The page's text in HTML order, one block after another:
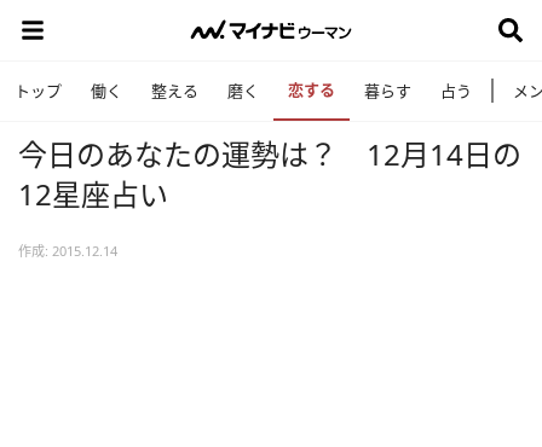
トップ 働く 整える 磨く 恋する 暮らす 占う メ
今日のあなたの運勢は？ 12月14日の
12星座占い
作成: 2015.12.14